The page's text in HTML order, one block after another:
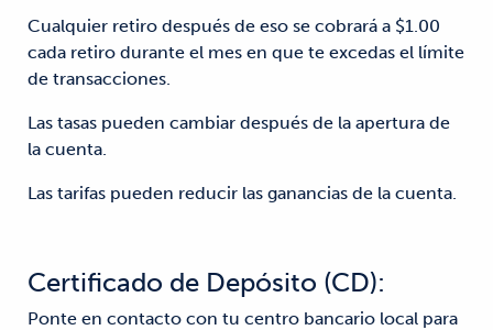
Cualquier retiro después de eso se cobrará a $1.00
cada retiro durante el mes en que te excedas el límite
de transacciones.
Las tasas pueden cambiar después de la apertura de
la cuenta.
Las tarifas pueden reducir las ganancias de la cuenta.
Certificado de Depósito (CD):
Ponte en contacto con tu centro bancario local para